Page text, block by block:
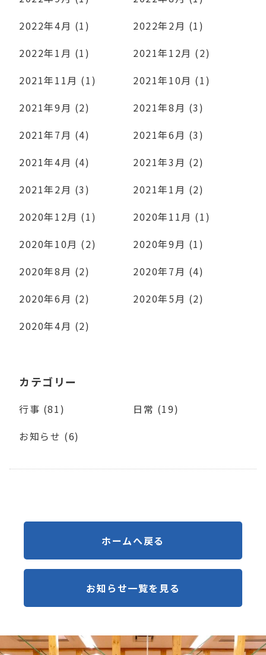
2022年4月 (1)
2022年2月 (1)
2022年1月 (1)
2021年12月 (2)
2021年11月 (1)
2021年10月 (1)
2021年9月 (2)
2021年8月 (3)
2021年7月 (4)
2021年6月 (3)
2021年4月 (4)
2021年3月 (2)
2021年2月 (3)
2021年1月 (2)
2020年12月 (1)
2020年11月 (1)
2020年10月 (2)
2020年9月 (1)
2020年8月 (2)
2020年7月 (4)
2020年6月 (2)
2020年5月 (2)
2020年4月 (2)
カテゴリー
行事 (81)
日常 (19)
お知らせ (6)
ホームへ戻る
お知らせ一覧を見る